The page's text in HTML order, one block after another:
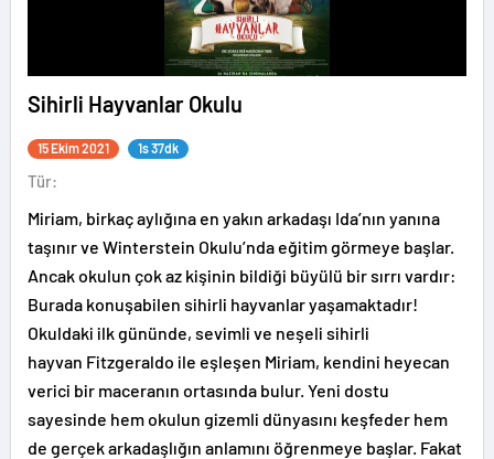
Sihirli Hayvanlar Okulu
15 Ekim 2021 1s 37dk
Tür:
Miriam, birkaç aylığına en yakın arkadaşı Ida’nın yanına
taşınır ve Winterstein Okulu’nda eğitim görmeye başlar.
Ancak okulun çok az kişinin bildiği büyülü bir sırrı vardır:
Burada konuşabilen sihirli hayvanlar yaşamaktadır!
Okuldaki ilk gününde, sevimli ve neşeli sihirli
hayvan Fitzgeraldo ile eşleşen Miriam, kendini heyecan
verici bir maceranın ortasında bulur. Yeni dostu
sayesinde hem okulun gizemli dünyasını keşfeder hem
de gerçek arkadaşlığın anlamını öğrenmeye başlar. Fakat